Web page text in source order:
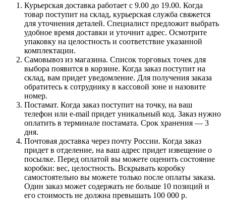
Курьерская доставка работает с 9.00 до 19.00. Когда
товар поступит на склад, курьерская служба свяжется
для уточнения деталей. Специалист предложит выбрать
удобное время доставки и уточнит адрес. Осмотрите
упаковку на целостность и соответствие указанной
комплектации.
Самовывоз из магазина. Список торговых точек для
выбора появится в корзине. Когда заказ поступит на
склад, вам придет уведомление. Для получения заказа
обратитесь к сотруднику в кассовой зоне и назовите
номер.
Постамат. Когда заказ поступит на точку, на ваш
телефон или e-mail придет уникальный код. Заказ нужно
оплатить в терминале постамата. Срок хранения — 3
дня.
Почтовая доставка через почту России. Когда заказ
придет в отделение, на ваш адрес придет извещение о
посылке. Перед оплатой вы можете оценить состояние
коробки: вес, целостность. Вскрывать коробку
самостоятельно вы можете только после оплаты заказа.
Один заказ может содержать не больше 10 позиций и
его стоимость не должна превышать 100 000 р.